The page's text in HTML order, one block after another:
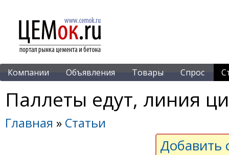
Компании Объявления Товары Спрос
Паллеты едут, линия
Главная » Статьи
Добавить